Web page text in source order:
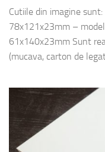
Cutiile din imagine
78x121x23mm –
61x140x23mm Sunt
(mucava, carton de